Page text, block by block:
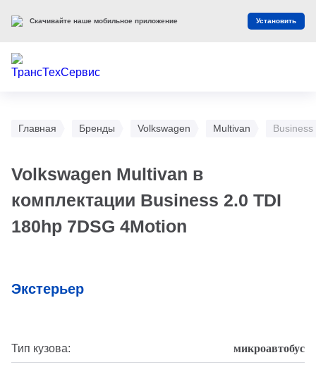
Главная Бренды Volkswagen Multivan
Volkswagen Multivan в
комплектации Business 2.0 TDI
180hp 7DSG 4Motion
Экстерьер
Тип кузова: микроавтобус
Скачивайте наше мобильное приложение Установить